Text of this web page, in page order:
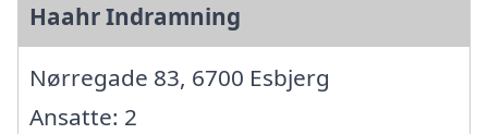
Haahr Indramning
Nørregade 83, 6700 Esbjerg
Ansatte: 2